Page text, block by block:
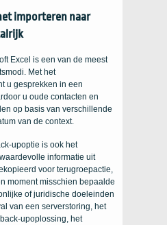
importeren naar
Excel is een van de meest
Met het
u gesprekken in een
u oude contacten en
op basis van verschillende
van de context.
upoptie is ook het
informatie uit
voor terugroepactie,
moment misschien bepaalde
of juridische doeleinden
van een serverstoring, het
upoplossing, het